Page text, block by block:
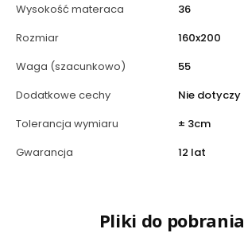
Wysokość materaca
36
Rozmiar
160x200
Waga (szacunkowo)
55
Dodatkowe cechy
Nie dotyczy
Tolerancja wymiaru
± 3cm
Gwarancja
12 lat
Pliki do pobrania